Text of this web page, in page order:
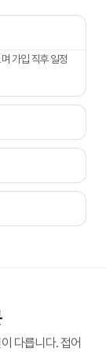
가입 직후 일정
다릅니다. 접어